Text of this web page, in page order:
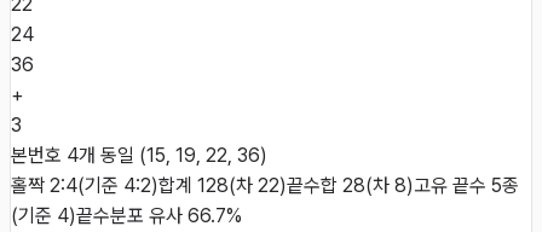
24
36
+
3
본번호 4개 동일 (15, 19, 22, 36)
홀짝 2:4(기준 4:2)합계 128(차 22)끝수합 28(차 8)고유 끝수 5종
(기준 4)끝수분포 유사 66.7%